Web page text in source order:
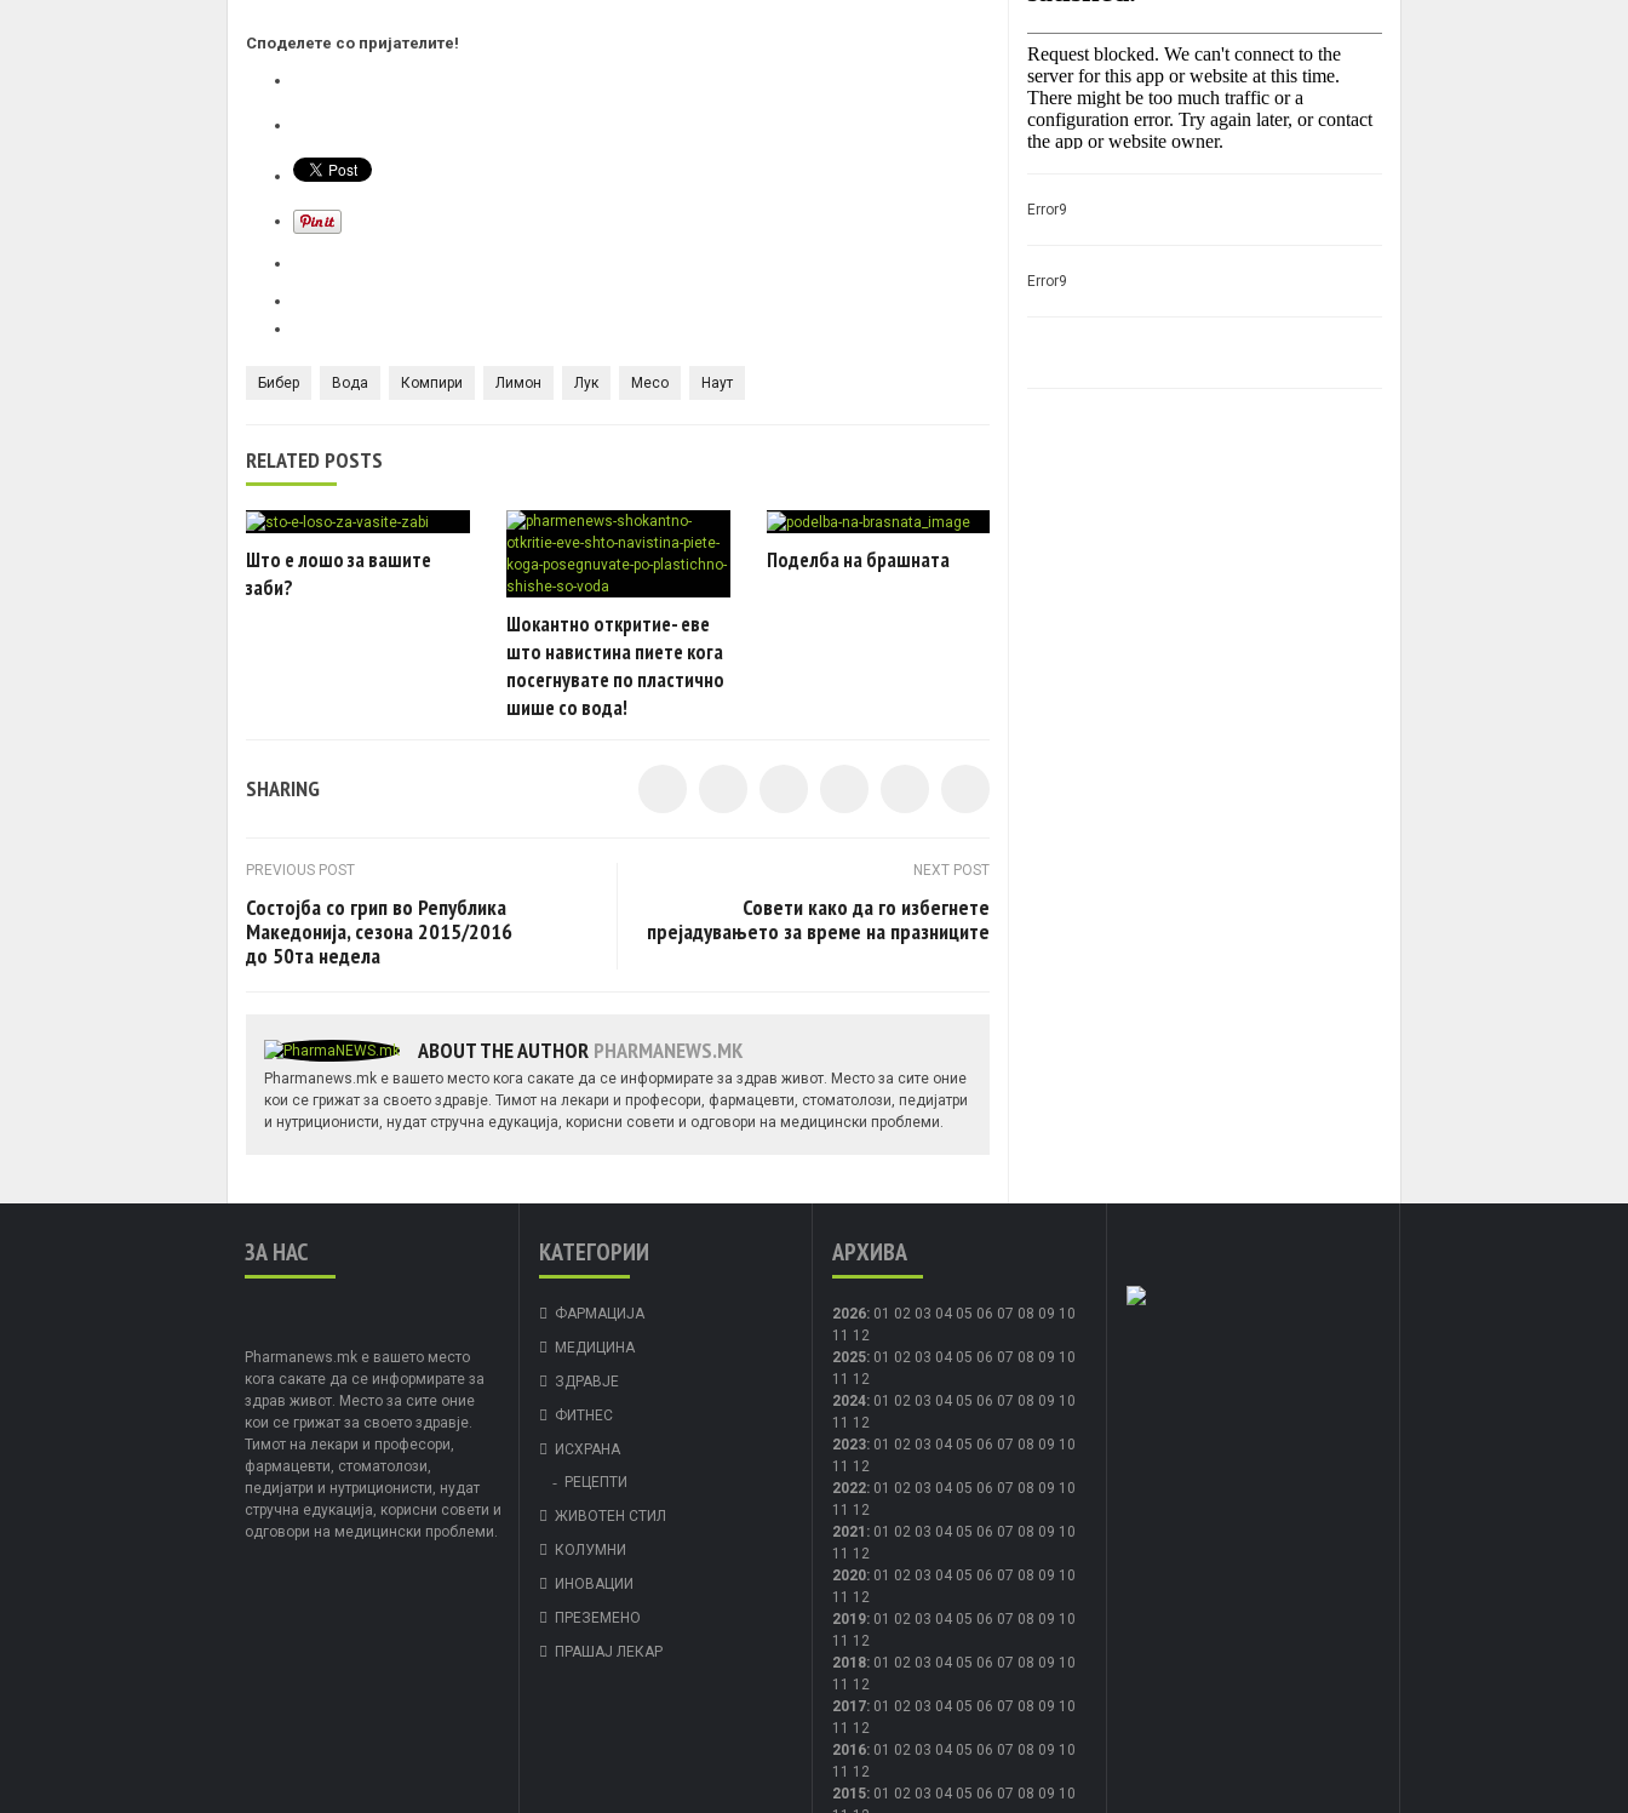
Споделете со пријателите!
Бибер Вода Компири Лимон Лук Месо Наут
RELATED POSTS
Што е лошо за вашите
заби?
Шокантно откритие- еве
што навистина пиете кога
посегнувате по пластично
шише со вода!
Поделба на брашната
SHARING
Post navigation
PREVIOUS POST
Состојба со грип во Република
Македонија, сезона 2015/2016
до 50та недела
NEXT POST
Совети како да го избегнете
прејадувањето за време на празниците
ABOUT THE AUTHOR PHARMANEWS.MK
Pharmanews.mk е вашето место кога сакате да се информирате за здрав живот. Место за сите оние
кои се грижат за своето здравје. Тимот на лекари и професори, фармацевти, стоматолози, педијатри
и нутриционисти, нудат стручна едукација, корисни совети и одговори на медицински проблеми.
Error9
Error9
ЗА НАС
Pharmanews.mk е вашето место
кога сакате да се информирате за
здрав живот. Место за сите оние
кои се грижат за своето здравје.
Тимот на лекари и професори,
фармацевти, стоматолози,
педијатри и нутриционисти, нудат
стручна едукација, корисни совети и
одговори на медицински проблеми.
КАТЕГОРИИ
ФАРМАЦИЈА
МЕДИЦИНА
ЗДРАВЈЕ
ФИТНЕС
ИСХРАНА
РЕЦЕПТИ
ЖИВОТЕН СТИЛ
КОЛУМНИ
ИНОВАЦИИ
ПРЕЗЕМЕНО
ПРАШАЈ ЛЕКАР
АРХИВА
2026: 01 02 03 04 05 06 07 08 09 10
11 12
2025: 01 02 03 04 05 06 07 08 09 10
11 12
2024: 01 02 03 04 05 06 07 08 09 10
11 12
2023: 01 02 03 04 05 06 07 08 09 10
11 12
2022: 01 02 03 04 05 06 07 08 09 10
11 12
2021 : 01 02 03 04 05 06 07 08 09 10
11 12
2020: 01 02 03 04 05 06 07 08 09 10
11 12
2019: 01 02 03 04 05 06 07 08 09 10
11 12
2018: 01 02 03 04 05 06 07 08 09 10
11 12
2017: 01 02 03 04 05 06 07 08 09 10
11 12
2016: 01 02 03 04 05 06 07 08 09 10
11 12
2015: 01 02 03 04 05 06 07 08 09 10